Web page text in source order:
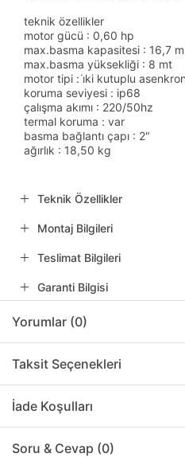
teknik özellikler
motor gücü : 0,60 hp
max.basma kapasitesi : 16,7
max.basma yüksekliği : 8 mt
motor tipi : i̇ki kutuplu
koruma seviyesi : ip68
çalışma akımı : 220/50hz
termal koruma : var
basma bağlantı çapı : 2"
ağırlık : 18,50 kg
Teknik Özellikler
Montaj Bilgileri
Teslimat Bilgileri
Garanti Bilgisi
Yorumlar (0)
Taksit Seçenekleri
İade Koşulları
Soru & Cevap (0)